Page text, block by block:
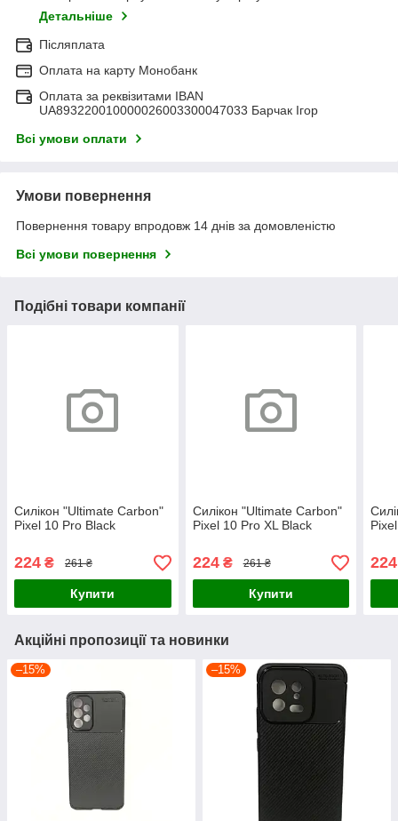
Детальніше
Післяплата
Оплата на карту Монобанк
Оплата за реквізитами IBAN
UA893220010000026003300047033 Барчак Ігор
Всі умови оплати
Умови повернення
Повернення товару впродовж 14 днів за домовленістю
Всі умови повернення
Подібні товари компанії
Силікон "Ultimate Carbon"
Pixel 10 Pro Black
224 ₴ 261 ₴
Купити
Силікон "Ultimate Carbon"
Pixel 10 Pro XL Black
224₴ 261 ₴
Купити
224
Акційні пропозиції та новинки
–15% –15%